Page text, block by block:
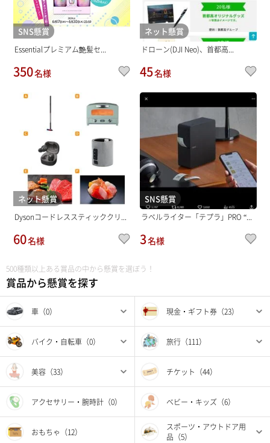
500種類以上ある賞品の中から懸賞を選ぼう！
賞品から懸賞を探す
車（0） 現金・ギフト券（23）
バイク・自転車（0） 旅行（111）
美容（33） チケット（44）
アクセサリー・腕時計（0） ベビー・キッズ（6）
おもちゃ（12）
スポーツ・アウトドア用
品（5）
SNS懸賞
Essentialプレミアム艶髪セ...
350名様
ネット懸賞
ドローン(DJI Neo)、首都高...
45名様
ネット懸賞
Dysonコードレススティッククリ...
60名様
SNS懸賞
ラベルライター「テプラ」PRO “...
3名様